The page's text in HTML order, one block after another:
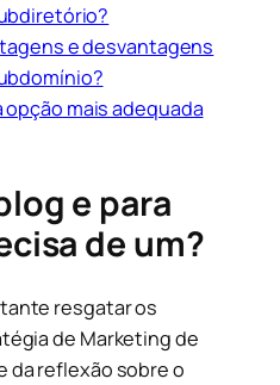
e desvantagens
mais adequada
e para
de um?
resgatar os
de Marketing de
da reflexão sobre o